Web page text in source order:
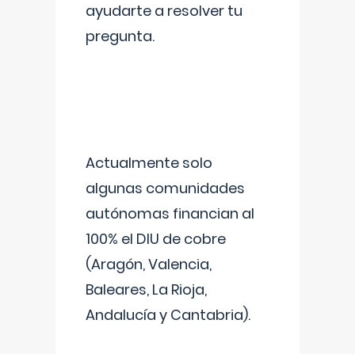
ayudarte a resolver tu
pregunta.
Actualmente solo
algunas comunidades
autónomas financian al
100% el DIU de cobre
(Aragón, Valencia,
Baleares, La Rioja,
Andalucía y Cantabria).